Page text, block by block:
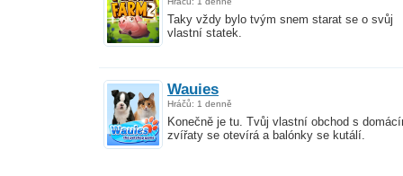
Taky vždy bylo tvým snem starat se o svůj
vlastní statek.
Wauies
Hráčů: 1 denně
Konečně je tu. Tvůj vlastní obchod s
zvířaty se otevírá a balónky se kutálí.